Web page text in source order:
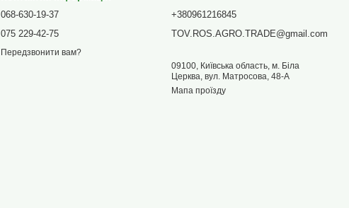
068-630-19-37
075 229-42-75
Передзвонити вам?
+380961216845
TOV.ROS.AGRO.TRADE@gmail.com
09100, Київська область, м. Біла
Церква, вул. Матросова, 48-А
Мапа проїзду